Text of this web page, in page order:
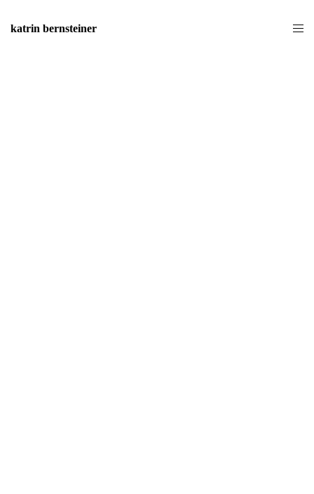
katrin bernsteiner